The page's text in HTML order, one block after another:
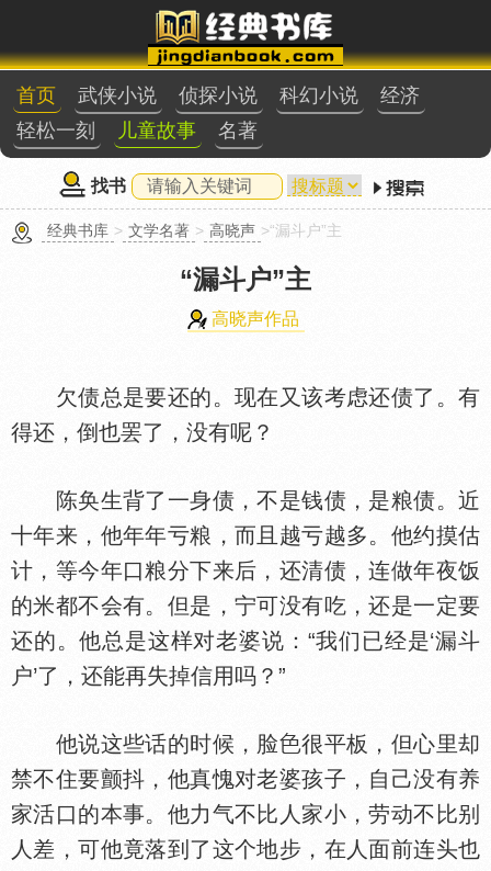
首页 武侠小说 侦探小说 科幻小说
经济
轻松一刻
儿童故事 名著
找书
经典书库 > 文学名著 > 高晓声 >“漏斗户”主
“漏斗户”主
高晓声作品
欠债总是要还的。现在又该考虑还债了。有
得还，倒也罢了，没有呢？
陈奂生背了一身债，不是钱债，是粮债。近
十年来，他年年亏粮，而且越亏越多。他约摸估
计，等今年口粮分下来后，还清债，连做年夜饭
的米都不会有。但是，宁可没有吃，还是一定要
还的。他总是这样对老婆说：“我们已经是‘漏斗
户’了，还能再失掉信用吗？”
他说这些话的时候，脸
很平板，但心里却
禁不住要颤抖，他真愧对老婆孩子，自己没有养
家活口的本事。他力气不比人家小，劳动不比别
人差，可他竟落到了这个地步，在人面前连头也